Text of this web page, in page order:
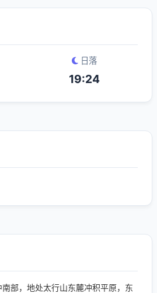
日落
19:24
部，地处太行山东麓冲积平原，东